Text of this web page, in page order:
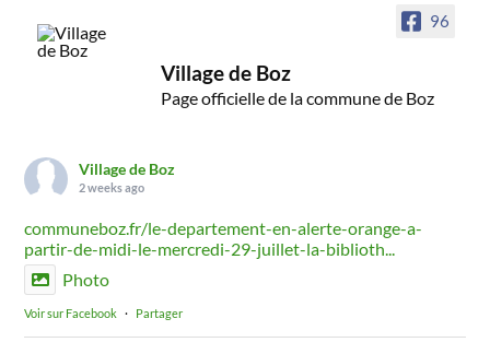
96
Village de Boz
Page officielle de la commune de Boz
Village de Boz
2 weeks ago
communeboz.fr/le-departement-en-alerte-orange-a-
partir-de-midi-le-mercredi-29-juillet-la-biblioth...
Photo
Voir sur Facebook · Partager